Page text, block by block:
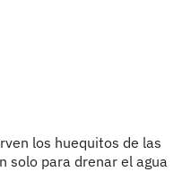
los huequitos de las
solo para drenar el agua